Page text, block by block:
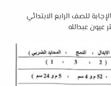
للصف الرابع الابتدائي